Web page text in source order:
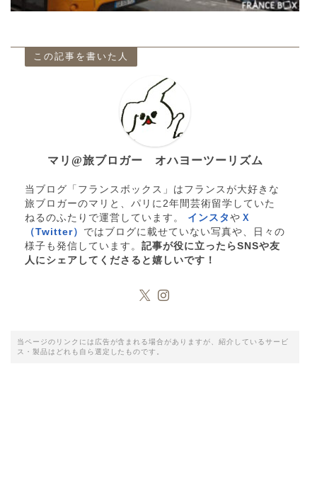
この記事を書いた人
マリ@旅ブロガー オハヨーツーリズム
当ブログ「フランスボックス」はフランスが大好きな
旅ブロガーのマリと、パリに2年間芸術留学していた
ねるのふたりで運営しています。 インスタ や Ｘ
（Twitter） ではブログに載せていない写真や、日々の
様子も発信しています。 記事が役に立ったらSNSや友
人にシェアしてくださると嬉しいです！
当ページのリンクには広告が含まれる場合がありますが、紹介しているサービ
ス・製品はどれも自ら選定したものです。